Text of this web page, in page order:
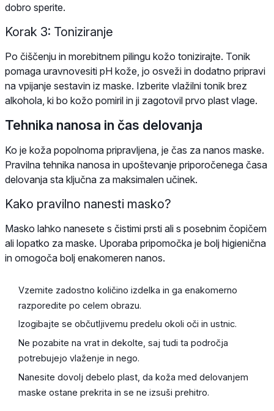
dobro sperite.
Korak 3: Toniziranje
Po čiščenju in morebitnem pilingu kožo tonizirajte. Tonik
pomaga uravnovesiti pH kože, jo osveži in dodatno pripravi
na vpijanje sestavin iz maske. Izberite vlažilni tonik brez
alkohola, ki bo kožo pomiril in ji zagotovil prvo plast vlage.
Tehnika nanosa in čas delovanja
Ko je koža popolnoma pripravljena, je čas za nanos maske.
Pravilna tehnika nanosa in upoštevanje priporočenega časa
delovanja sta ključna za maksimalen učinek.
Kako pravilno nanesti masko?
Masko lahko nanesete s čistimi prsti ali s posebnim čopičem
ali lopatko za maske. Uporaba pripomočka je bolj higienična
in omogoča bolj enakomeren nanos.
Vzemite zadostno količino izdelka in ga enakomerno
razporedite po celem obrazu.
Izogibajte se občutljivemu predelu okoli oči in ustnic.
Ne pozabite na vrat in dekolte, saj tudi ta področja
potrebujejo vlaženje in nego.
Nanesite dovolj debelo plast, da koža med delovanjem
maske ostane prekrita in se ne izsuši prehitro.